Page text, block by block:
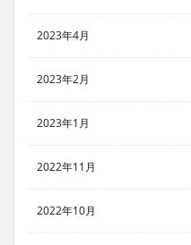
2023年4月
2023年2月
2023年1月
2022年11月
2022年10月